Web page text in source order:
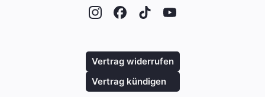
Vertrag widerrufen
Vertrag kündigen